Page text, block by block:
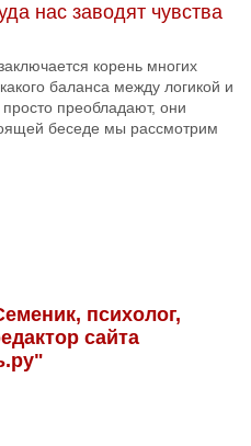
нас заводят чувства
корень многих
баланса между логикой и
преобладают, они
беседе мы рассмотрим
психолог,
сайта